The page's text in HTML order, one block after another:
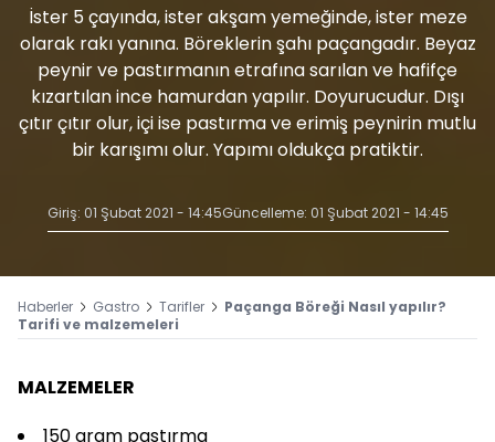
İster 5 çayında, ister akşam yemeğinde, ister meze
olarak rakı yanına. Böreklerin şahı paçangadır. Beyaz
peynir ve pastırmanın etrafına sarılan ve hafifçe
kızartılan ince hamurdan yapılır. Doyurucudur. Dışı
çıtır çıtır olur, içi ise pastırma ve erimiş peynirin mutlu
bir karışımı olur. Yapımı oldukça pratiktir.
Giriş: 01 Şubat 2021 - 14:45Güncelleme: 01 Şubat 2021 - 14:45
Haberler Gastro Tarifler
Paçanga Böreği Nasıl yapılır?
Tarifi ve malzemeleri
MALZEMELER
150 gram pastırma